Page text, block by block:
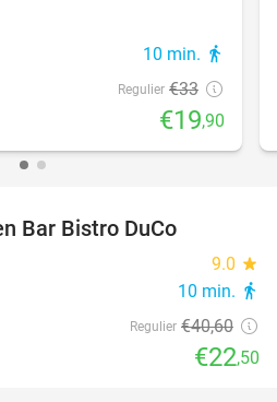
10 min. directions_walk
Regulier €33
€19,90
Bar Bistro DuCo
9.0 star
10 min. directions_walk
Regulier €40,60
€22,50